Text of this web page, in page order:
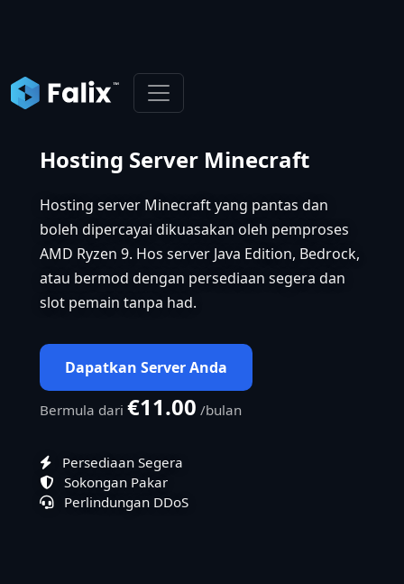
Hosting Server Minecraft
Hosting server Minecraft yang pantas dan
boleh dipercayai dikuasakan oleh pemproses
AMD Ryzen 9. Hos server Java Edition, Bedrock,
atau bermod dengan persediaan segera dan
slot pemain tanpa had.
Dapatkan Server Anda
Bermula dari €11.00 /bulan
Persediaan Segera
Sokongan Pakar
Perlindungan DDoS